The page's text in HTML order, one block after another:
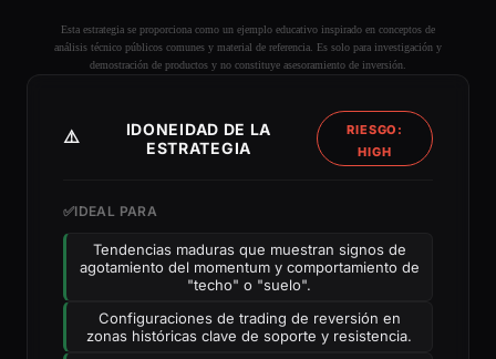
Esta estrategia se proporciona como un ejemplo educativo inspirado en conceptos de
análisis técnico públicos comunes y material de referencia. Es solo para investigación y
demostración de productos y no constituye asesoramiento de inversión.
⚠️
IDONEIDAD DE LA
ESTRATEGIA
RIESGO:
HIGH
✅IDEAL PARA
Tendencias maduras que muestran signos de
agotamiento del momentum y comportamiento de
"techo" o "suelo".
Configuraciones de trading de reversión en
zonas históricas clave de soporte y resistencia.